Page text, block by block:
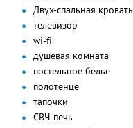
Двух-спальная кровать
телевизор
wi-fi
душевая комната
постельное белье
полотенце
тапочки
СВЧ-печь